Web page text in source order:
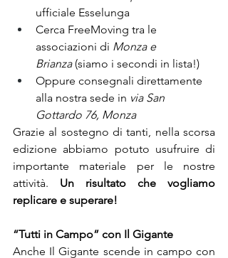
ufficiale Esselunga
Cerca FreeMoving tra le
associazioni di Monza e
Brianza (siamo i secondi in lista!)
Oppure consegnali direttamente
alla nostra sede in via San
Gottardo 76, Monza
Grazie al sostegno di tanti, nella scorsa
edizione abbiamo potuto usufruire di
importante materiale per le nostre
attività. Un risultato che vogliamo
replicare e superare!
“Tutti in Campo” con Il Gigante
Anche Il Gigante scende in campo con